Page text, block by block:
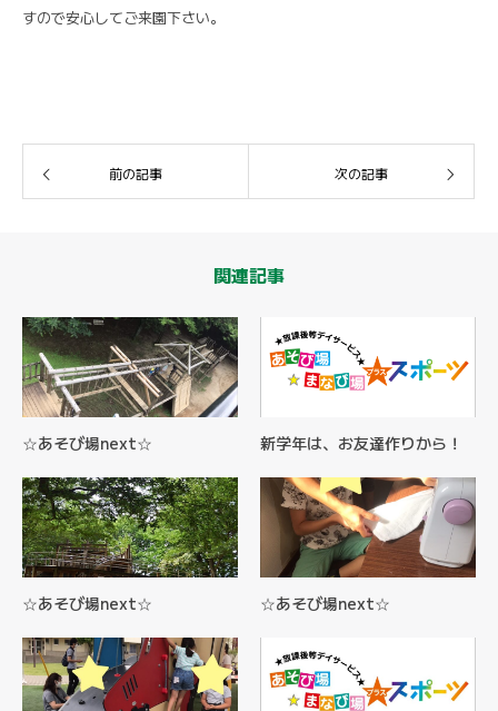
すので安心してご来園下さい。
前の記事 次の記事
関連記事
☆あそび場next☆ 新学年は、お友達作りから！
☆あそび場next☆ ☆あそび場next☆